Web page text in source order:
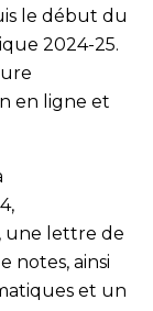
le début du
2024-25.
en ligne et
une lettre de
notes, ainsi
et un